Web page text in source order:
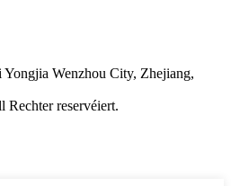
Wenzhou City, Zhejiang,
reservéiert.